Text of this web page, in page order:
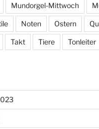
Mundorgel-Mittwoch
Noten Ostern
Takt Tiere Tonleiter